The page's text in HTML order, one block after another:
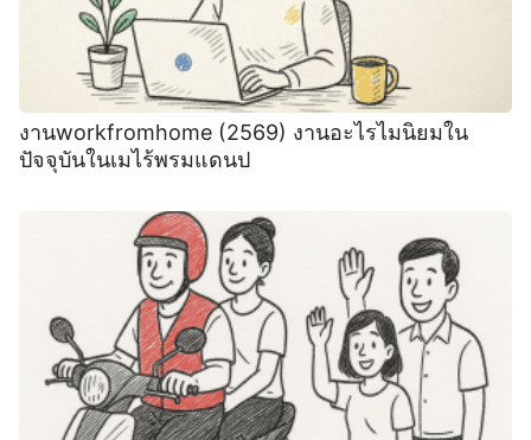
งานworkfromhome (2569) งานอะไรไมนิยมใน
ปัจจุบันในเมไร้พรมแดนป